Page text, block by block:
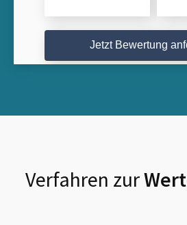
Jetzt Bewertung
Verfahren zur